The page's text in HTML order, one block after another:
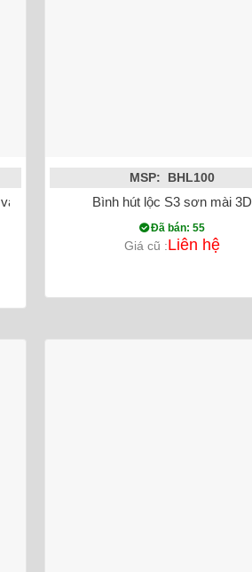
Bát Tràng
₫.
MSP: BHL100
Bình hút lộc S3 sơn mài 3D
Đã bán: 55
Giá cũ :Liên hệ